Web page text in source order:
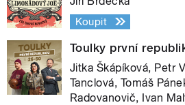
Koupit
Toulky první
Jitka Škápíková, Petr
Tanclová, Tomáš
Radovanovič, Ivan